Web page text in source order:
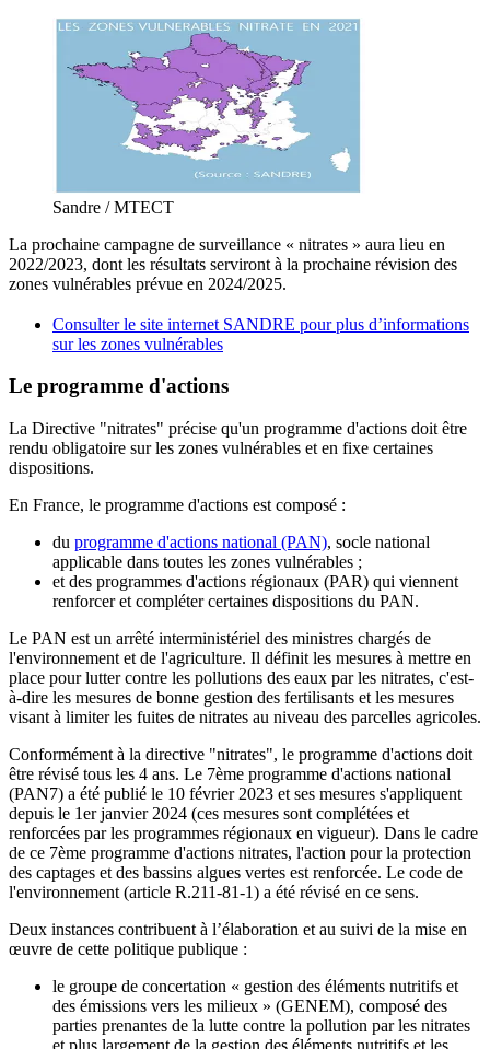
Sandre / MTECT
La prochaine campagne de surveillance « nitrates » aura lieu en
2022/2023, dont les résultats serviront à la prochaine révision des
zones vulnérables prévue en 2024/2025.
Consulter le site internet SANDRE pour plus d’informations
sur les zones vulnérables
Le programme d'actions
La Directive "nitrates" précise qu'un programme d'actions doit être
rendu obligatoire sur les zones vulnérables et en fixe certaines
dispositions.
En France, le programme d'actions est composé :
du programme d'actions national (PAN), socle national
applicable dans toutes les zones vulnérables ;
et des programmes d'actions régionaux (PAR) qui viennent
renforcer et compléter certaines dispositions du PAN.
Le PAN est un arrêté interministériel des ministres chargés de
l'environnement et de l'agriculture. Il définit les mesures à mettre en
place pour lutter contre les pollutions des eaux par les nitrates, c'est-
à-dire les mesures de bonne gestion des fertilisants et les mesures
visant à limiter les fuites de nitrates au niveau des parcelles agricoles.
Conformément à la directive "nitrates", le programme d'actions doit
être révisé tous les 4 ans. Le 7ème programme d'actions national
(PAN7) a été publié le 10 février 2023 et ses mesures s'appliquent
depuis le 1er janvier 2024 (ces mesures sont complétées et
renforcées par les programmes régionaux en vigueur). Dans le cadre
de ce 7ème programme d'actions nitrates, l'action pour la protection
des captages et des bassins algues vertes est renforcée. Le code de
l'environnement (article R.211-81-1) a été révisé en ce sens.
Deux instances contribuent à l’élaboration et au suivi de la mise en
œuvre de cette politique publique :
le groupe de concertation « gestion des éléments nutritifs et
des émissions vers les milieux » (GENEM), composé des
parties prenantes de la lutte contre la pollution par les nitrates
et plus largement de la gestion des éléments nutritifs et les